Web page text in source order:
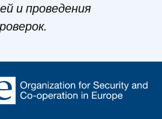
и проведения